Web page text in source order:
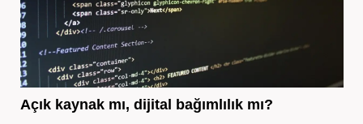
Açık kaynak mı, dijital bağımlılık mı?